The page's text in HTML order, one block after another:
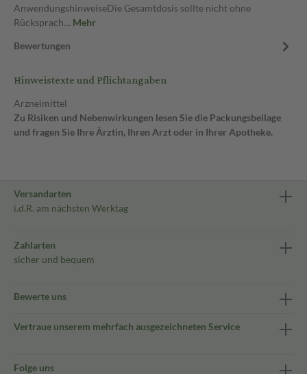
AnwendungshinweiseDie Gesamtdosis sollte nicht ohne
Rücksprach… Mehr
Bewertungen
Hinweistexte und Pflichtangaben
Arzneimittel
Zu Risiken und Nebenwirkungen lesen Sie die Packungsbeilage
und fragen Sie Ihre Ärztin, Ihren Arzt oder in Ihrer Apotheke.
Versandarten
i.d.R. am nächsten Werktag
Zahlarten
sicher und bequem
Bewerte uns
Vertraue unserem mehrfach ausgezeichneten Service
Folge uns